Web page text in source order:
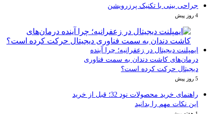
بینی با تکنیک پرزرویشن
دیجیتال در زعفرانیه؛ چرا آینده
کاشت دندان به سمت فناوری
حرکت کرده است؟
راهنمای خرید محصولات نود 32؛ قبل از خرید
نکات مهم را بدانید